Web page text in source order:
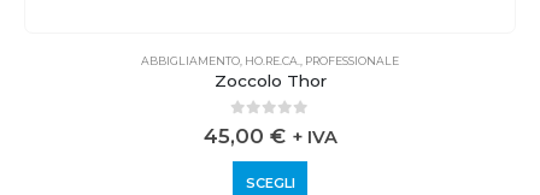
ABBIGLIAMENTO HO.RE.CA. PROFESSIONALE
Zoccolo Thor
0out of 5
45,00 € + IVA
SCEGLI